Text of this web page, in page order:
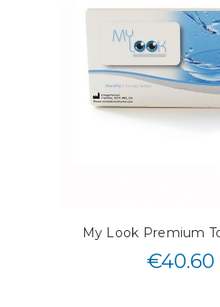
My Look Premium
€40.60